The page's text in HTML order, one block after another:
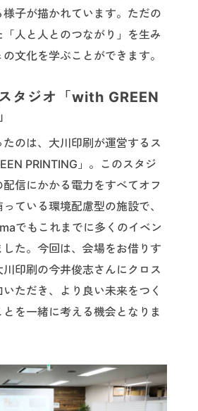
様子が描かれています。ただの
人と人とのつながり」を生み
文化を学ぶことができます。
タジオ「with GREEN
のは、大川印刷が運営するス
PRINTING」。このスタジ
信にかかる電力をすべてオフ
ている環境配慮型の施設で、
でもこれまでに多くのイベン
した。今回は、会場をお借りす
川印刷の今井俊志さんにクロス
いただき、より良い未来をつく
を一緒に考える機会となりま